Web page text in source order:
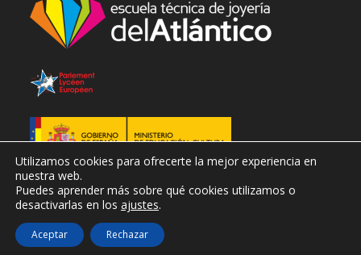
nueva
pestaña
nueva
pestaña
nueva
pestaña
nueva
pestaña
Copyright © 2026 Todos los derechos reservados
Utilizamos cookies para ofrecerte la mejor experiencia en
nuestra web.
Puedes aprender más sobre qué cookies utilizamos o
desactivarlas en los ajustes.
Aceptar Rechazar